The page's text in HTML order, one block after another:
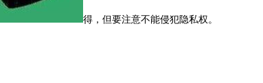
得，但要注意不能侵犯隐私权。